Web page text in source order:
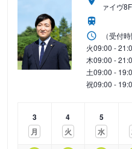
ァイヴ8F
（受付時
火09:00 -
木09:00 -
土09:00 -
祝09:00 -
3
月
4
火
5
水